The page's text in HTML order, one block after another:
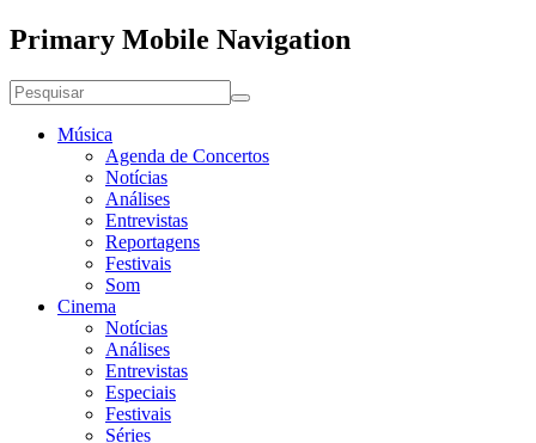
Primary Mobile Navigation
Música
Agenda de Concertos
Notícias
Análises
Entrevistas
Reportagens
Festivais
Som
Cinema
Notícias
Análises
Entrevistas
Especiais
Festivais
Séries